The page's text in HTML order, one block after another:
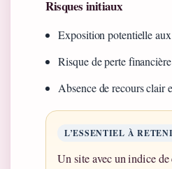
Risques initiaux
Exposition potentielle
Risque de perte
Absence de recours clair
L’ESSENTIEL À
Un site avec un indice